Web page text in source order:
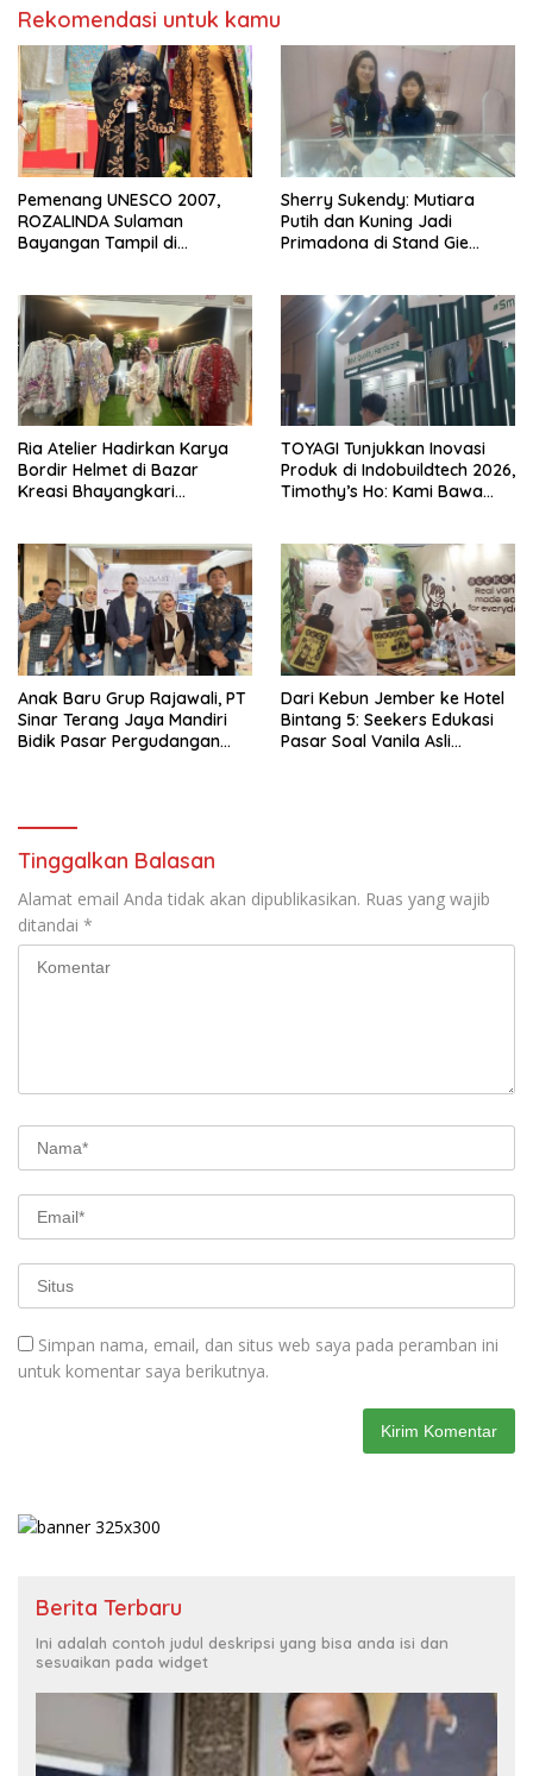
Rekomendasi untuk kamu
Pemenang UNESCO 2007,
ROZALINDA Sulaman
Bayangan Tampil di
Sherry Sukendy: Mutiara
Putih dan Kuning Jadi
Primadona di Stand Gie
Ria Atelier Hadirkan Karya
Bordir Helmet di Bazar
Kreasi Bhayangkari
TOYAGI Tunjukkan Inovasi
Produk di Indobuildtech 2026,
Timothy’s Ho: Kami Bawa
Anak Baru Grup Rajawali, PT
Sinar Terang Jaya Mandiri
Bidik Pasar Pergudangan
Dari Kebun Jember ke Hotel
Bintang 5: Seekers Edukasi
Pasar Soal Vanila Asli
Tinggalkan Balasan
Alamat email Anda tidak akan dipublikasikan. Ruas yang wajib
ditandai *
Simpan nama, email, dan situs web saya pada peramban ini
untuk komentar saya berikutnya.
Berita Terbaru
Ini adalah contoh judul deskripsi yang bisa anda isi dan
sesuaikan pada widget